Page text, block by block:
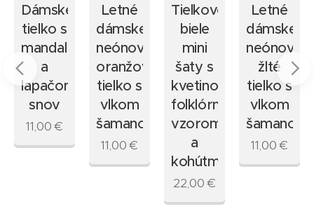
Dámske
tielko s
mandalami
a
lapačom
snov
11,00€
Letné
dámske
neónovo
oranžové
tielko s
vlkom
šamanom
11,00€
Tielkové
biele
mini
šaty s
kvetinovým
folklórnym
vzorom
a
kohútmi
22,00€
Letné
dámske
neónovo
žlté
tielko s
vlkom
šamanom
11,00€